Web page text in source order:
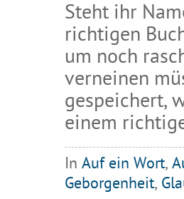
Steht ihr
richtigen
um noch
verneinen
gespeichert,
einem
In Auf ein Wort,
Geborgenheit,